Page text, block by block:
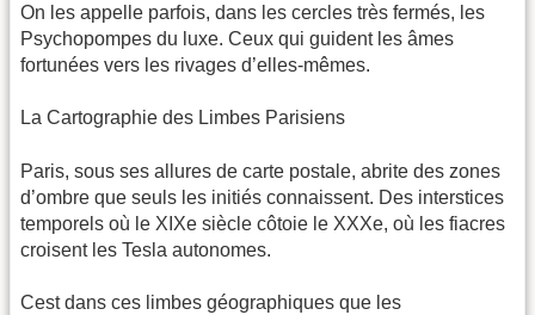
On les appelle parfois, dans les cercles très fermés, les
Psychopompes du luxe. Ceux qui guident les âmes
fortunées vers les rivages d’elles-mêmes.
La Cartographie des Limbes Parisiens
Paris, sous ses allures de carte postale, abrite des zones
d’ombre que seuls les initiés connaissent. Des interstices
temporels où le XIXe siècle côtoie le XXXe, où les fiacres
croisent les Tesla autonomes.
Cest dans ces limbes géographiques que les